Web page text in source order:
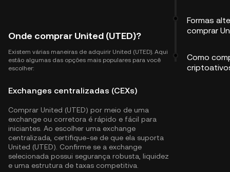
Onde comprar United (UTED)?
Existem várias maneiras de adquirir United (UTED). Aqui
estão algumas das opções mais populares para você
escolher:
Exchanges centralizadas (CEXs)
Comprar United (UTED) por meio de uma
exchange ou corretora é rápido e fácil para
iniciantes. Ao escolher uma exchange
centralizada, certifique-se de que ela suporta
United (UTED). Confirme se a exchange
selecionada possui segurança robusta, liquidez
e uma estrutura de taxas competitiva.
Formas
comprar
Como